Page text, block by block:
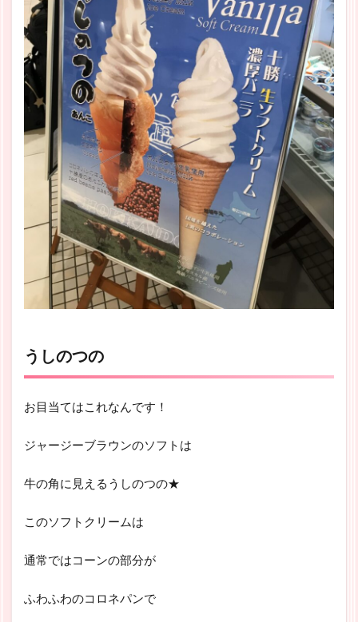
うしのつの
お目当てはこれなんです！
ジャージーブラウンのソフトは
牛の角に見えるうしのつの★
このソフトクリームは
通常ではコーンの部分が
ふわふわのコロネパンで